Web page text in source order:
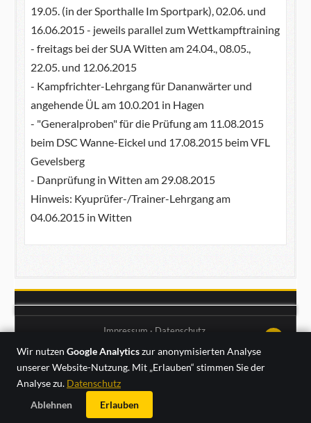
↑↑↑
Impressum · Datenschutz
Wir nutzen Google Analyticszur anonymisierten Analyse
unserer Website-Nutzung. Mit „Erlauben“ stimmen Sie der
Analyse zu. Datenschutz
Ablehnen
Erlauben
19.05. (in der Sporthalle Im Sportpark), 02.06. und
16.06.2015 - jeweils parallel zum Wettkampftraining
- freitags bei der SUA Witten am 24.04., 08.05.,
22.05. und 12.06.2015
- Kampfrichter-Lehrgang für Dananwärter und
angehende ÜL am 10.0.201 in Hagen
- "Generalproben" für die Prüfung am 11.08.2015
beim DSC Wanne-Eickel und 17.08.2015 beim VFL
Gevelsberg
- Danprüfung in Witten am 29.08.2015
Hinweis: Kyuprüfer-/Trainer-Lehrgang am
04.06.2015 in Witten